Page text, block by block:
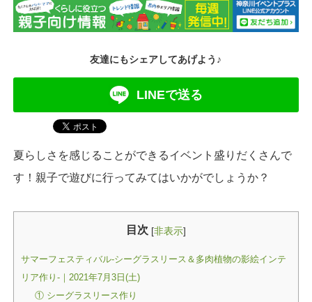
友達にもシェアしてあげよう♪
LINEで送る
夏らしさを感じることができるイベント盛りだくさんで
す！親子で遊びに行ってみてはいかがでしょうか？
目次 [非表示]
サマーフェスティバル-シーグラスリース＆多肉植物の影絵インテ
リア作り-｜2021年7月3日(土)
① シーグラスリース作り